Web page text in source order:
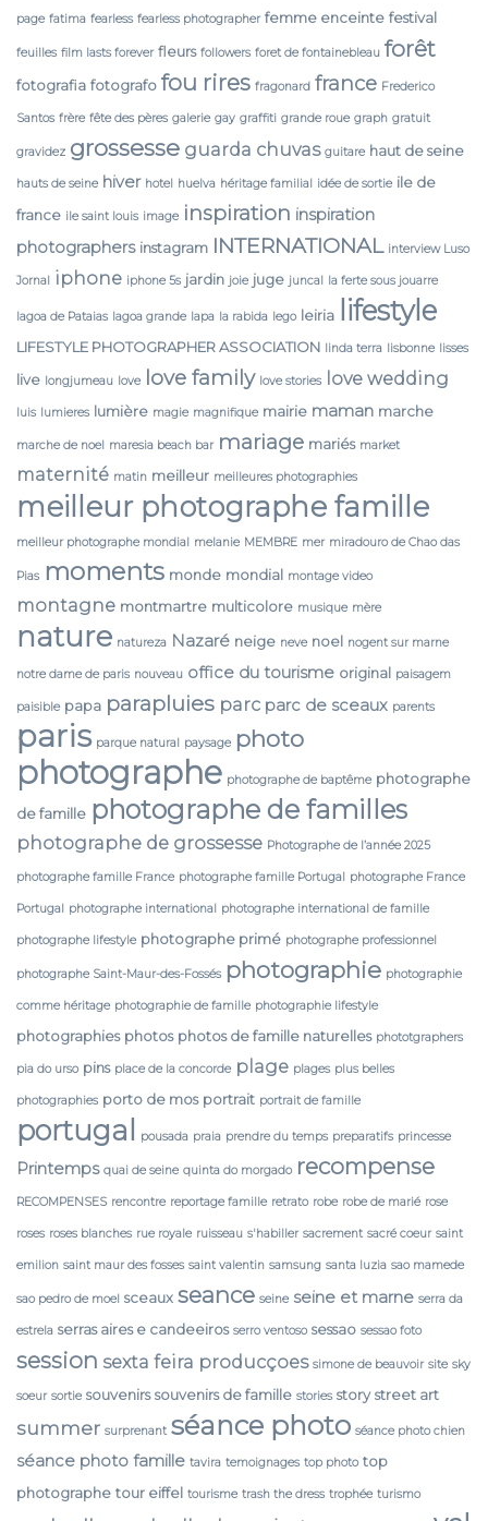
page fatima fearless fearless photographer femme enceinte festival
feuilles film lasts forever fleurs followers foret de fontainebleau forêt
fotografia fotografo fou rires fragonard france Frederico
Santos frère fête des pères galerie gay graffiti grande roue graph gratuit
gravidez grossesse guarda chuvas guitare haut de seine
hauts de seine hiver hotel huelva héritage familial idée de sortie ile de
france ile saint louis image inspiration inspiration
photographers instagram INTERNATIONAL interview Luso
Jornal iphone iphone 5s jardin joie juge juncal la ferte sous jouarre
lagoa de Pataias lagoa grande lapa la rabida lego leiria lifestyle
LIFESTYLE PHOTOGRAPHER ASSOCIATION linda terra lisbonne lisses
live longjumeau love love family love stories love wedding
luis lumieres lumière magie magnifique mairie maman marche
marche de noel maresia beach bar mariage mariés market
maternité matin meilleur meilleures photographies
meilleur photographe famille
meilleur photographe mondial melanie MEMBRE mer miradouro de Chao das
Pias moments monde mondial montage video
montagne montmartre multicolore musique mère
nature natureza Nazaré neige neve noel nogent sur marne
notre dame de paris nouveau office du tourisme original paisagem
paisible papa parapluies parc parc de sceaux parents
paris parque natural paysage photo
photographe photographe de baptême photographe
de famille photographe de familles
photographe de grossesse Photographe de l’année 2025
photographe famille France photographe famille Portugal photographe France
Portugal photographe international photographe international de famille
photographe lifestyle photographe primé photographe professionnel
photographe Saint-Maur-des-Fossés photographie photographie
comme héritage photographie de famille photographie lifestyle
photographies photos photos de famille naturelles phototgraphers
pia do urso pins place de la concorde plage plages plus belles
photographies porto de mos portrait portrait de famille
portugal pousada praia prendre du temps preparatifs princesse
Printemps quai de seine quinta do morgado recompense
RECOMPENSES rencontre reportage famille retrato robe robe de marié rose
roses roses blanches rue royale ruisseau s'habiller sacrement sacré coeur saint
emilion saint maur des fosses saint valentin samsung santa luzia sao mamede
sao pedro de moel sceaux seance seine seine et marne serra da
estrela serras aires e candeeiros serro ventoso sessao sessao foto
session sexta feira producçoes simone de beauvoir site sky
soeur sortie souvenirs souvenirs de famille stories story street art
summer surprenant séance photo séance photo chien
séance photo famille tavira temoignages top photo top
photographe tour eiffel tourisme trash the dress trophée turismo